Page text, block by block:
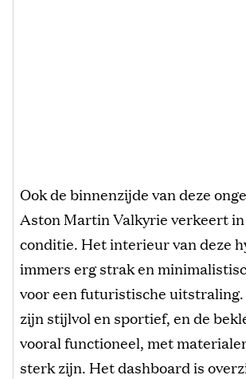
Ook de binnenzijde van deze
Aston Martin Valkyrie verkeert
conditie. Het interieur van deze
immers erg strak en
voor een futuristische uitstraling.
zijn stijlvol en sportief, en de
vooral functioneel, met
sterk zijn. Het dashboard is